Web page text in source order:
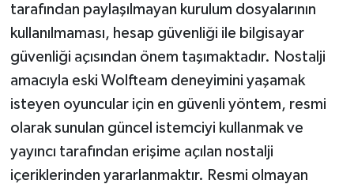
tarafından paylaşılmayan kurulum dosyalarının
kullanılmaması, hesap güvenliği ile bilgisayar
güvenliği açısından önem taşımaktadır. Nostalji
amacıyla eski Wolfteam deneyimini yaşamak
isteyen oyuncular için en güvenli yöntem, resmi
olarak sunulan güncel istemciyi kullanmak ve
yayıncı tarafından erişime açılan nostalji
içeriklerinden yararlanmaktır. Resmi olmayan